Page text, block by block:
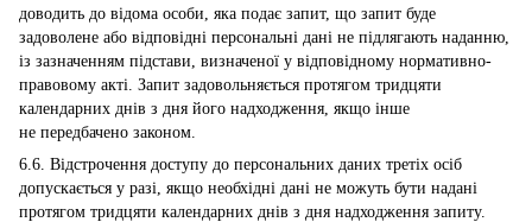
доводить до відома особи, яка подає запит, що запит буде
задоволене або відповідні персональні дані не підлягають наданню,
із зазначенням підстави, визначеної у відповідному нормативно-
правовому акті. Запит задовольняється протягом тридцяти
календарних днів з дня його надходження, якщо інше
не передбачено законом.
6.6. Відстрочення доступу до персональних даних третіх осіб
допускається у разі, якщо необхідні дані не можуть бути надані
протягом тридцяти календарних днів з дня надходження запиту.